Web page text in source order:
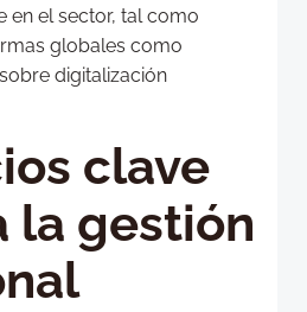
en el sector, tal como
globales como
digitalización
clave
la gestión